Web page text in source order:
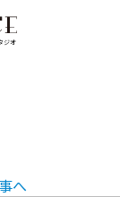
ジオ
へ